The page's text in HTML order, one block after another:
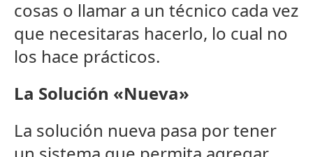
cosas o llamar a un técnico cada vez
que necesitaras hacerlo, lo cual no
los hace prácticos.
La Solución «Nueva»
La solución nueva pasa por tener